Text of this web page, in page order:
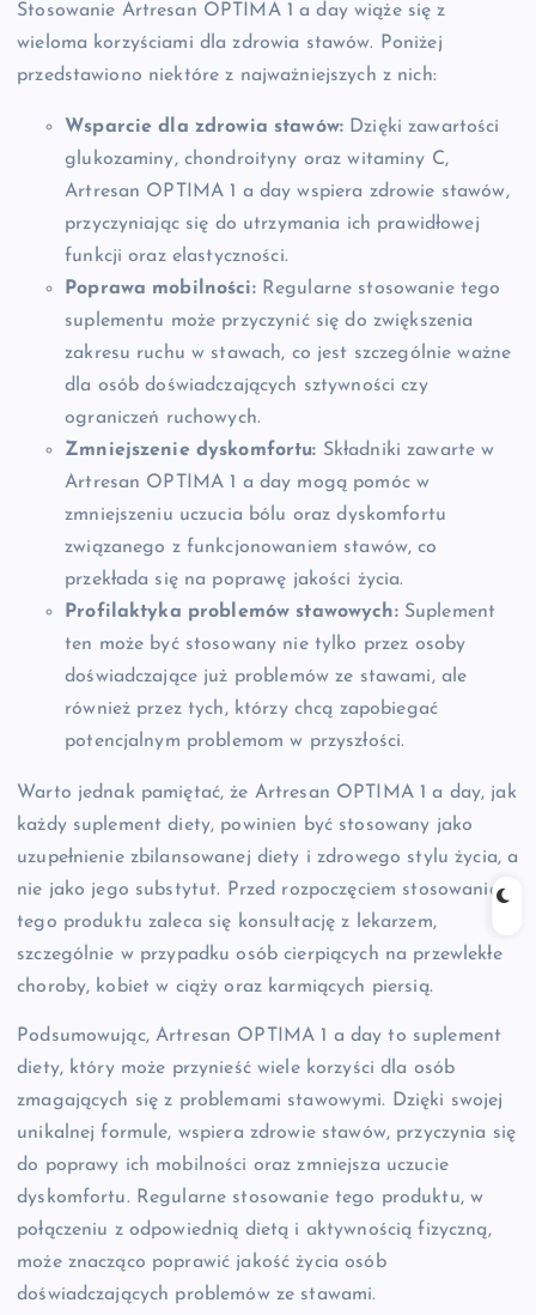
Stosowanie Artresan OPTIMA 1 a day wiąże się z
wieloma korzyściami dla zdrowia stawów. Poniżej
przedstawiono niektóre z najważniejszych z nich:
Wsparcie dla zdrowia stawów: Dzięki zawartości
glukozaminy, chondroityny oraz witaminy C,
Artresan OPTIMA 1 a day wspiera zdrowie stawów,
przyczyniając się do utrzymania ich prawidłowej
funkcji oraz elastyczności.
Poprawa mobilności:Regularne stosowanie tego
suplementu może przyczynić się do zwiększenia
zakresu ruchu w stawach, co jest szczególnie ważne
dla osób doświadczających sztywności czy
ograniczeń ruchowych.
Zmniejszenie dyskomfortu: Składniki zawarte w
Artresan OPTIMA 1 a day mogą pomóc w
zmniejszeniu uczucia bólu oraz dyskomfortu
związanego z funkcjonowaniem stawów, co
przekłada się na poprawę jakości życia.
Profilaktyka problemów stawowych:Suplement
ten może być stosowany nie tylko przez osoby
doświadczające już problemów ze stawami, ale
również przez tych, którzy chcą zapobiegać
potencjalnym problemom w przyszłości.
Warto jednak pamiętać, że Artresan OPTIMA 1 a day, jak
każdy suplement diety, powinien być stosowany jako
uzupełnienie zbilansowanej diety i zdrowego stylu życia, a
nie jako jego substytut. Przed rozpoczęciem stosowania
tego produktu zaleca się konsultację z lekarzem,
szczególnie w przypadku osób cierpiących na przewlekłe
choroby, kobiet w ciąży oraz karmiących piersią.
Podsumowując, Artresan OPTIMA 1 a day to suplement
diety, który może przynieść wiele korzyści dla osób
zmagających się z problemami stawowymi. Dzięki swojej
unikalnej formule, wspiera zdrowie stawów, przyczynia się
do poprawy ich mobilności oraz zmniejsza uczucie
dyskomfortu. Regularne stosowanie tego produktu, w
połączeniu z odpowiednią dietą i aktywnością fizyczną,
może znacząco poprawić jakość życia osób
doświadczających problemów ze stawami.